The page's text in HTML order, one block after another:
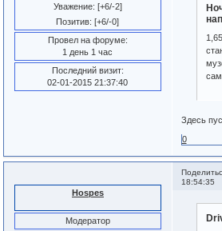
Уважение: [+6/-2]
Позитив: [+6/-0]
Провел на форуме:
1 день 1 час
Последний визит:
02-01-2015 21:37:40
Здесь
0
18:54:35
Hospes
Модератор